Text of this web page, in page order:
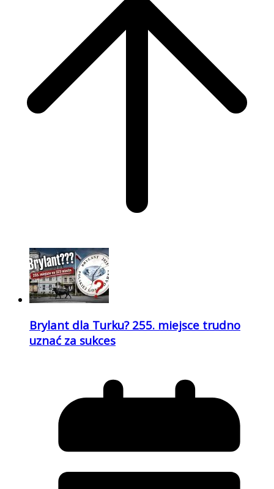
Brylant dla Turku? 255. miejsce trudno
uznać za sukces